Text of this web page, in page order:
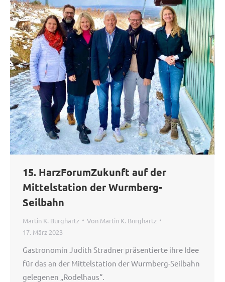
15. HarzForumZukunft auf der
Mittelstation der Wurmberg-
Seilbahn
Martin K. Burghartz Von Martin K. Burghartz
17. März 2023
Gastronomin Judith Stradner präsentierte ihre Idee
für das an der Mittelstation der Wurmberg-Seilbahn
gelegenen „Rodelhaus“.